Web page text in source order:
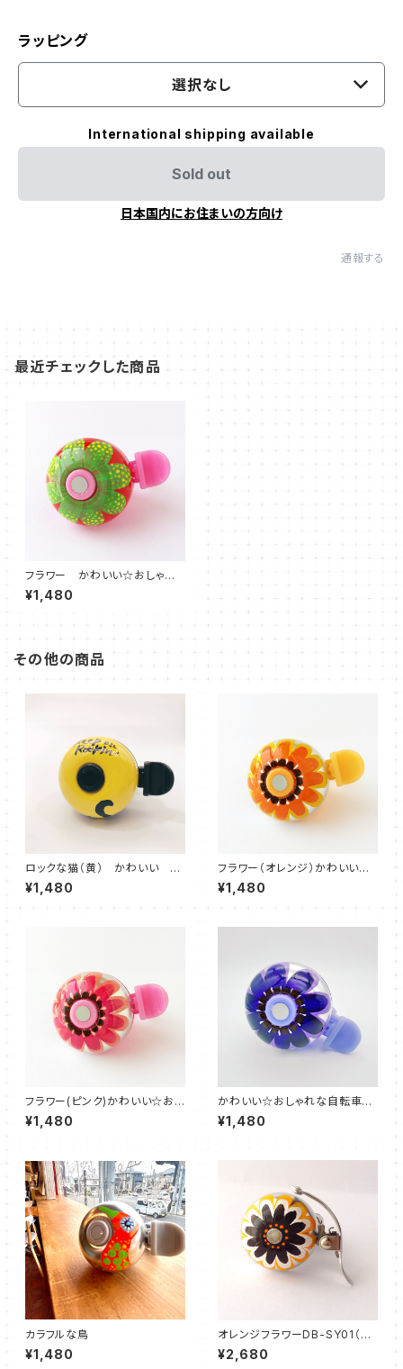
ラッピング
選択なし
International shipping available
Sold out
日本国内にお住まいの方向け
通報する
最近チェックした商品
フラワー かわいい☆おしゃれ
な自転車ベル FBR12
¥1,480
その他の商品
ロックな猫（黄） かわいい お
しゃれ 自転車ベル
¥1,480
フラワー（オレンジ）かわいい☆
おしゃれな自転車ベル FBS01
¥1,480
フラワー(ピンク)かわいい☆おし
ゃれな自転車ベル FBS02
¥1,480
かわいい☆おしゃれな自転車ベ
ル フラワー(むらさき)
¥1,480
カラフルな鳥
¥1,480
オレンジフラワーDB-SY01（ア
ヘッド/ダイキャスト）かわいい☆
おしゃれな自転車ベル
¥2,680